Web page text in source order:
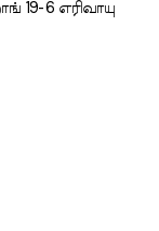
6 எரிவாயு